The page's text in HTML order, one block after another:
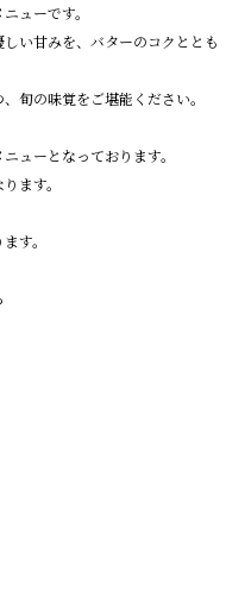
ューです。
い甘みを、バターのコクととも
旬の味覚をご堪能ください。
ューとなっております。
ます。
す。